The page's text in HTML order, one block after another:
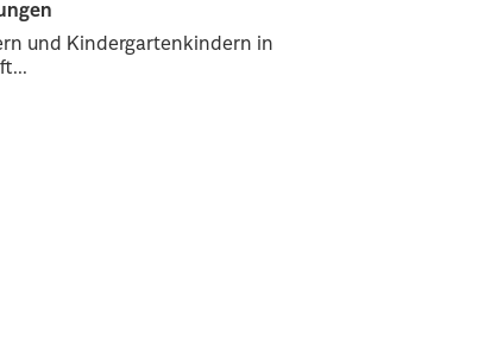
und Kindergartenkindern in